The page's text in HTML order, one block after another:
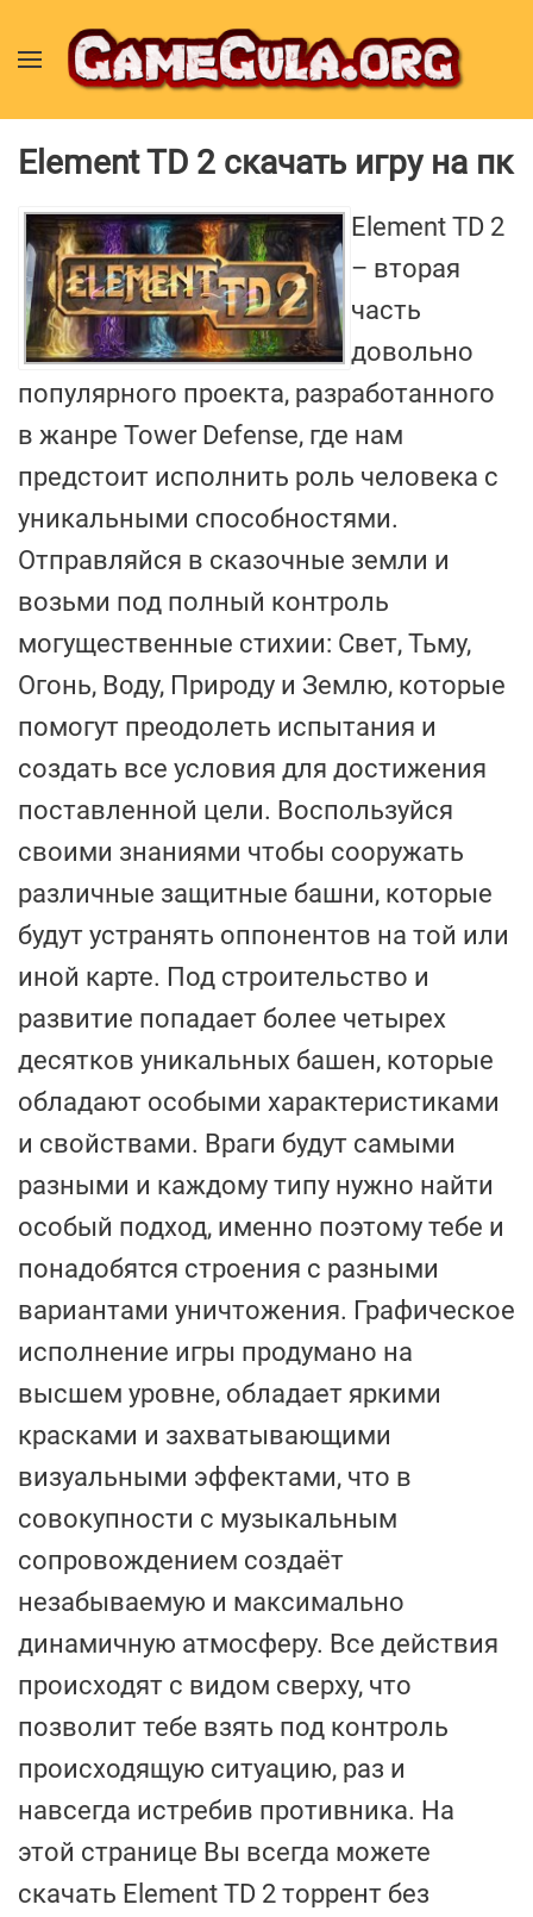
Element TD 2 скачать игру на пк
Element TD 2
– вторая
часть
довольно
популярного проекта, разработанного
в жанре Tower Defense, где нам
предстоит исполнить роль человека с
уникальными способностями.
Отправляйся в сказочные земли и
возьми под полный контроль
могущественные стихии: Свет, Тьму,
Огонь, Воду, Природу и Землю, которые
помогут преодолеть испытания и
создать все условия для достижения
поставленной цели. Воспользуйся
своими знаниями чтобы сооружать
различные защитные башни, которые
будут устранять оппонентов на той или
иной карте. Под строительство и
развитие попадает более четырех
десятков уникальных башен, которые
обладают особыми характеристиками
и свойствами. Враги будут самыми
разными и каждому типу нужно найти
особый подход, именно поэтому тебе и
понадобятся строения с разными
вариантами уничтожения. Графическое
исполнение игры продумано на
высшем уровне, обладает яркими
красками и захватывающими
визуальными эффектами, что в
совокупности с музыкальным
сопровождением создаёт
незабываемую и максимально
динамичную атмосферу. Все действия
происходят с видом сверху, что
позволит тебе взять под контроль
происходящую ситуацию, раз и
навсегда истребив противника. На
этой странице Вы всегда можете
скачать Element TD 2 торрент без